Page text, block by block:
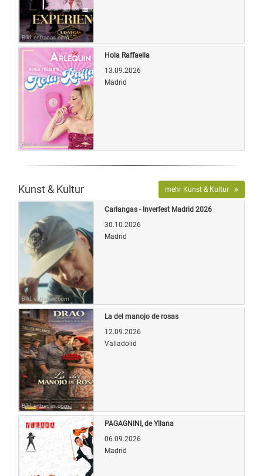
Bild: entradas.com
Bild: entradas.com
Hola Raffaella
13.09.2026
Madrid
Kunst & Kultur mehr Kunst & Kultur
Bild: entradas.com
Carlangas - Inverfest Madrid 2026
30.10.2026
Madrid
Bild: entradas.com
La del manojo de rosas
12.09.2026
Valladolid
PAGAGNINI, de Yllana
06.09.2026
Madrid